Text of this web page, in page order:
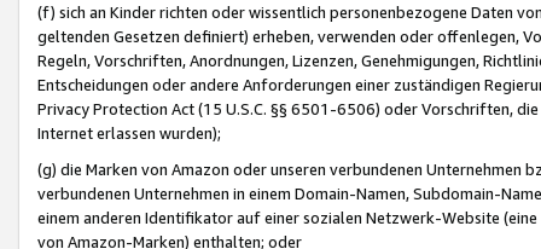
(f) sich an Kinder richten oder wissentlich personenbezogene Daten
geltenden Gesetzen definiert) erheben, verwenden oder offenlegen,
Regeln, Vorschriften, Anordnungen, Lizenzen, Genehmigungen,
Entscheidungen oder andere Anforderungen einer zuständigen
Privacy Protection Act (15 U.S.C. §§ 6501-6506) oder Vorschriften,
Internet erlassen wurden);
(g) die Marken von Amazon oder unseren verbundenen Unternehmen
verbundenen Unternehmen in einem Domain-Namen, Subdomain-
einem anderen Identifikator auf einer sozialen Netzwerk-Website
von Amazon-Marken) enthalten; oder